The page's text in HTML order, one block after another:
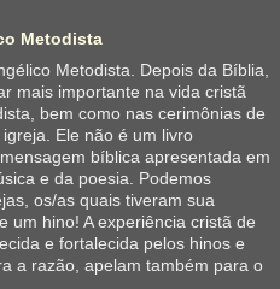
Metodista
Metodista. Depois da Bíblia,
mais importante na vida cristã
bem como nas cerimônias de
Ele não é um livro
bíblica apresentada em
e da poesia. Podemos
os/as quais tiveram sua
um hino! A experiência cristã de
e fortalecida pelos hinos e
a razão, apelam também para o